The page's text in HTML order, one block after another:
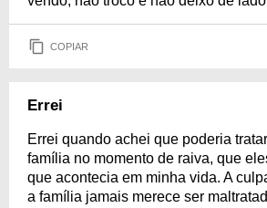
COPIAR
Errei
Errei quando achei que poderia
família no momento de raiva, que
que acontecia em minha vida. A
a família jamais merece ser